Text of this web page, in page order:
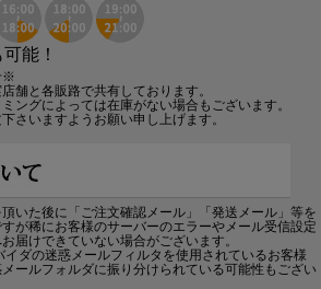
能！
※
舗と各販路で共有しております。
ングによっては在庫がない場合もございます。
さいますようお願い申し上げます。
いた後に「ご注文確認メール」「発送メール」等を
が稀にお客様のサーバーのエラーやメール受信設定
届けできていない場合がございます。
ダの迷惑メールフィルタを使用されているお客様
ールフォルダに振り分けられている可能性もござい